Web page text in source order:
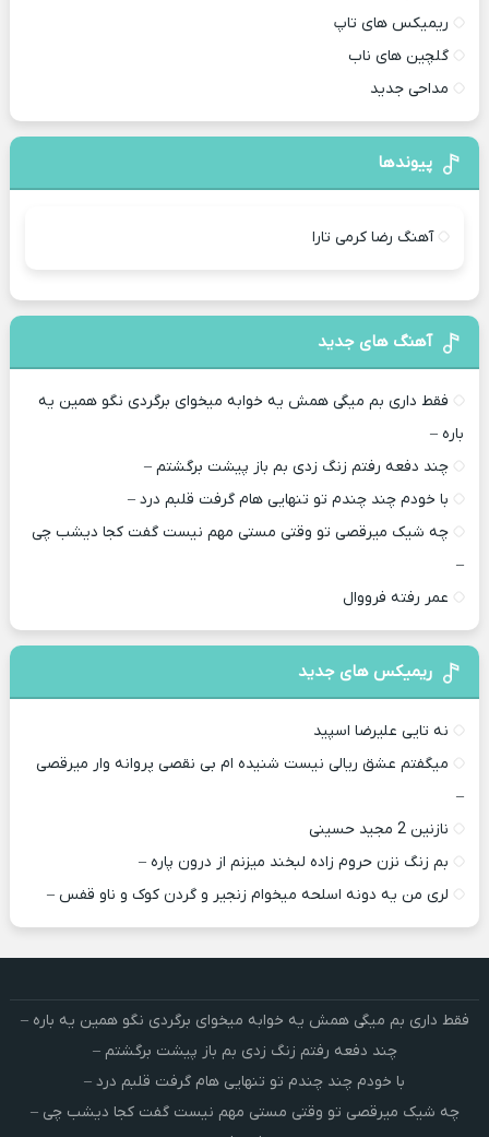
ریمیکس های تاپ
گلچین های ناب
مداحی جدید
پیوندها
آهنگ رضا کرمی تارا
آهنگ های جدید
فقط داری بم میگی همش یه خوابه میخوای برگردی نگو همین یه
باره –
چند دفعه رفتم زنگ زدی بم باز پیشت برگشتم –
با خودم چند چندم تو تنهایی هام گرفت قلبم درد –
چه شیک میرقصی تو وقتی مستی مهم نیست گفت کجا دیشب چی
–
عمر رفته فرووال
ریمیکس های جدید
نه تایی علیرضا اسپید
میگفتم عشق ریالی نیست شنیده ام بی نقصی پروانه وار میرقصی
–
نازنین 2 مجید حسینی
بم زنگ نزن حروم زاده لبخند میزنم از درون پاره –
لری من یه دونه اسلحه میخوام زﻧﺠﻴﺮ و ﮔﺮدن ﻛﻮک و ﻧﺎو ﻗﻔﺲ –
فقط داری بم میگی همش یه خوابه میخوای برگردی نگو همین یه باره –
چند دفعه رفتم زنگ زدی بم باز پیشت برگشتم –
با خودم چند چندم تو تنهایی هام گرفت قلبم درد –
چه شیک میرقصی تو وقتی مستی مهم نیست گفت کجا دیشب چی –